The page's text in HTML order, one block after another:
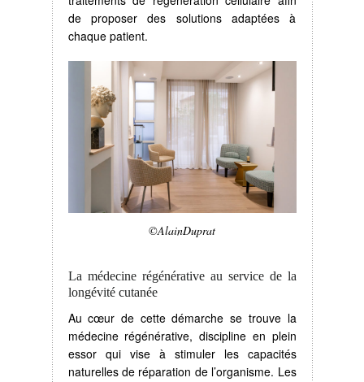
de proposer des solutions adaptées à
chaque patient.
©AlainDuprat
La médecine régénérative au service de la
longévité cutanée
Au cœur de cette démarche se trouve la
médecine régénérative, discipline en plein
essor qui vise à stimuler les capacités
naturelles de réparation de l’organisme. Les